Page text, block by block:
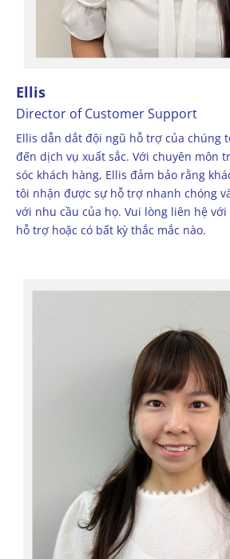
Ellis
Director of Customer Support
Ellis dẫn dắt đội ngũ hỗ trợ của chúng
đến dịch vụ xuất sắc. Với chuyên môn
sóc khách hàng, Ellis đảm bảo rằng
tôi nhận được sự hỗ trợ nhanh chóng
với nhu cầu của họ. Vui lòng liên hệ
hỗ trợ hoặc có bất kỳ thắc mắc nào.